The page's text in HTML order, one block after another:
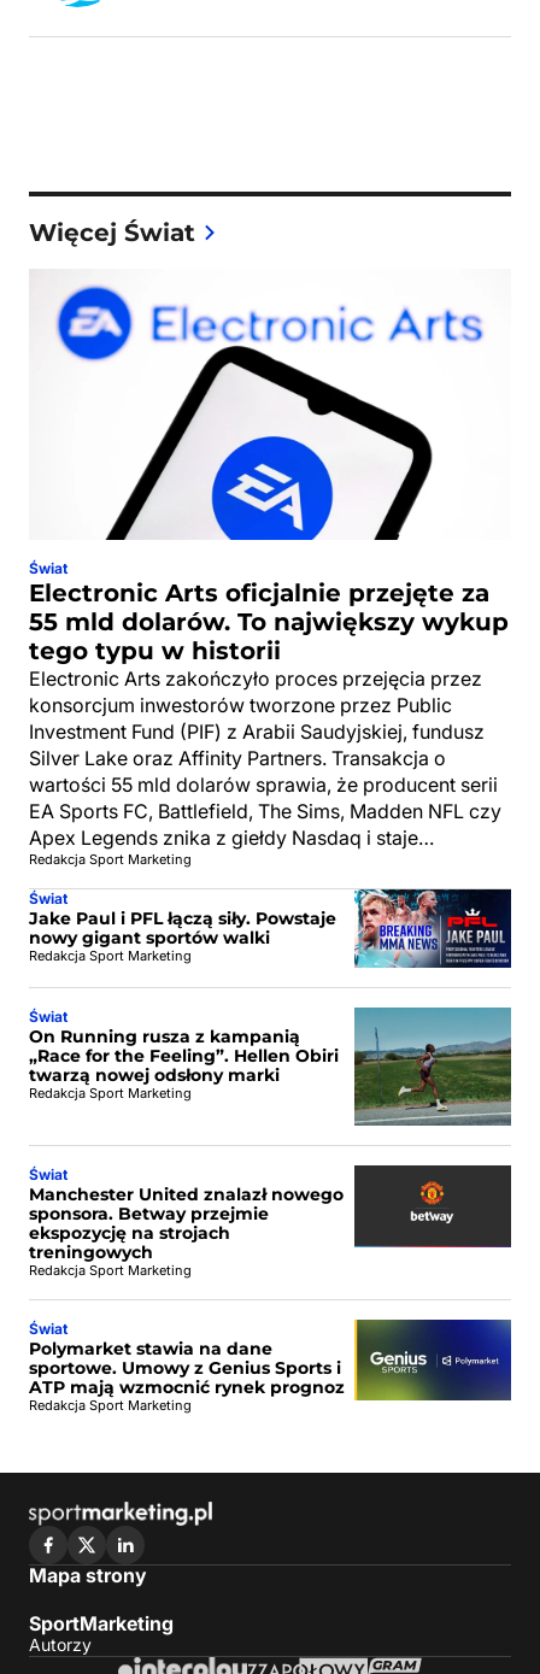
Więcej Świat
Świat
Electronic Arts oficjalnie przejęte za
55 mld dolarów. To największy wykup
tego typu w historii
Electronic Arts zakończyło proces przejęcia przez
konsorcjum inwestorów tworzone przez Public
Investment Fund (PIF) z Arabii Saudyjskiej, fundusz
Silver Lake oraz Affinity Partners. Transakcja o
wartości 55 mld dolarów sprawia, że producent serii
EA Sports FC, Battlefield, The Sims, Madden NFL czy
Apex Legends znika z giełdy Nasdaq i staje…
Redakcja Sport Marketing
Świat
Jake Paul i PFL łączą siły. Powstaje
nowy gigant sportów walki
Redakcja Sport Marketing
Świat
On Running rusza z kampanią
„Race for the Feeling”. Hellen Obiri
twarzą nowej odsłony marki
Redakcja Sport Marketing
Świat
Manchester United znalazł nowego
sponsora. Betway przejmie
ekspozycję na strojach
treningowych
Redakcja Sport Marketing
Świat
Polymarket stawia na dane
sportowe. Umowy z Genius Sports i
ATP mają wzmocnić rynek prognoz
Redakcja Sport Marketing
Mapa strony
SportMarketing
Autorzy